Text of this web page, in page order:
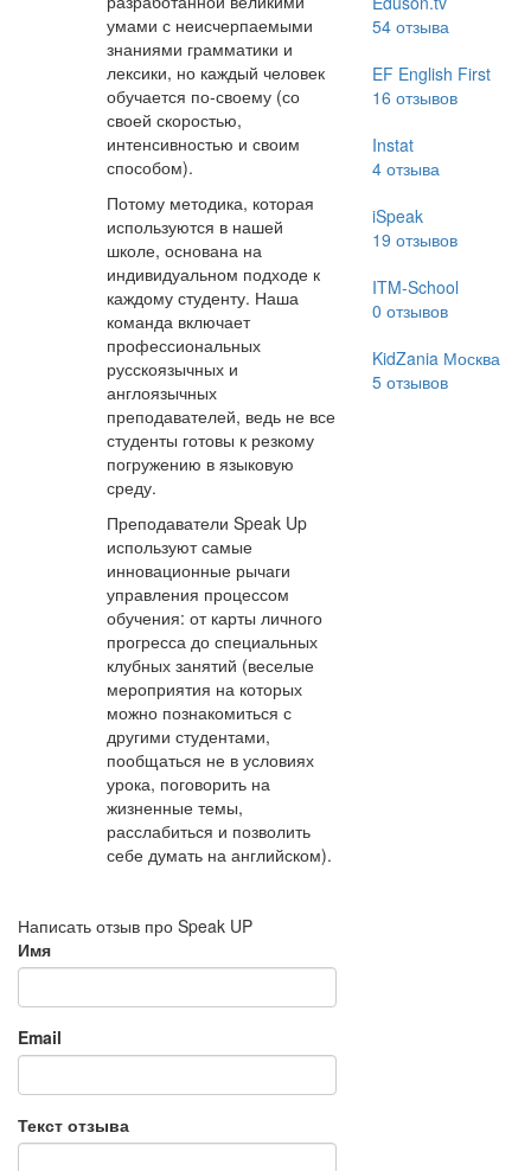
умами с неисчерпаемыми
знаниями грамматики и
лексики, но каждый человек
обучается по-своему (со
своей скоростью,
интенсивностью и своим
способом).
Потому методика, которая
используются в нашей
школе, основана на
индивидуальном подходе к
каждому студенту. Наша
команда включает
профессиональных
русскоязычных и
англоязычных
преподавателей, ведь не все
студенты готовы к резкому
погружению в языковую
среду.
Преподаватели Speak Up
используют самые
инновационные рычаги
управления процессом
обучения: от карты личного
прогресса до специальных
клубных занятий (веселые
мероприятия на которых
можно познакомиться с
другими студентами,
пообщаться не в условиях
урока, поговорить на
жизненные темы,
расслабиться и позволить
себе думать на английском).
Написать отзыв про Speak UP
Имя
Email
Текст отзыва
54отзыва
EF English First
16 отзывов
Instat
4отзыва
iSpeak
19 отзывов
ITM-School
0 отзывов
KidZania Москва
5отзывов